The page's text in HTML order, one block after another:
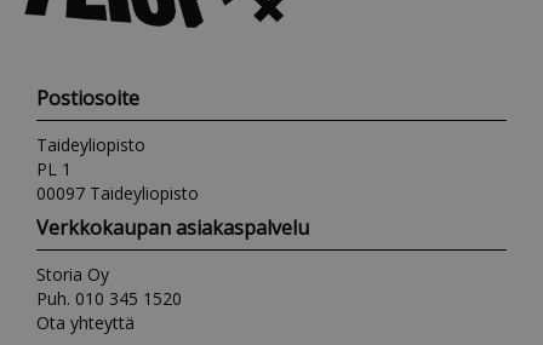
Postiosoite
Taideyliopisto
PL 1
00097 Taideyliopisto
Verkkokaupan asiakaspalvelu
Storia Oy
Puh. 010 345 1520
Ota yhteyttä